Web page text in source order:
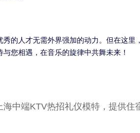
秀的人才无需外界强加的动力。但在这
与您相遇，在音乐的旋律中共舞未来！
海中端KTV热招礼仪模特，提供住